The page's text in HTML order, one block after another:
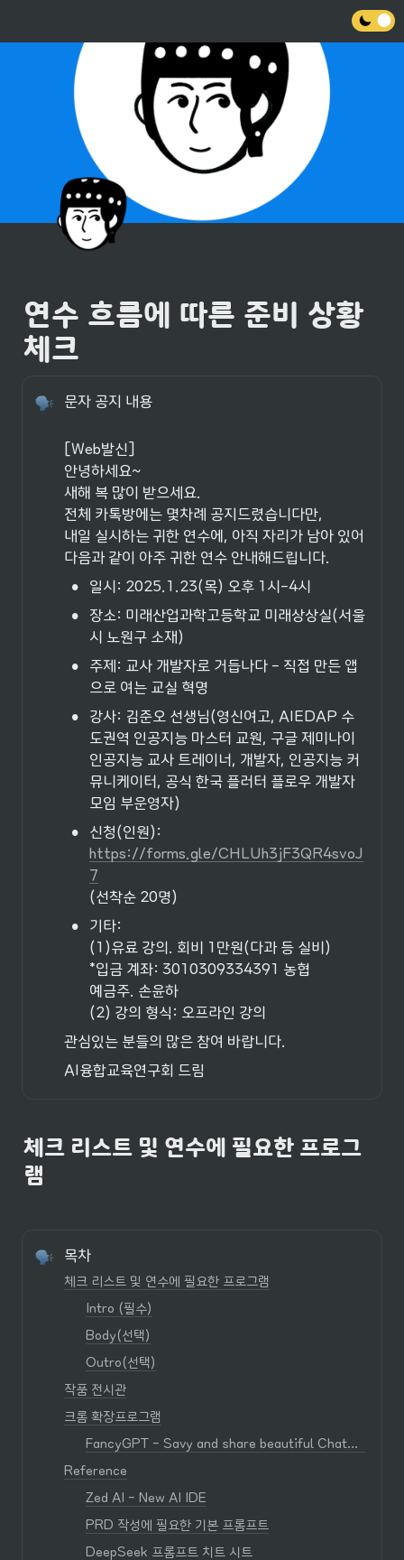
연수 흐름에 따른 준비 상황
체크
문자 공지 내용
[Web발신]
안녕하세요~
새해 복 많이 받으세요.
전체 카톡방에는 몇차례 공지드렸습니다만,
내일 실시하는 귀한 연수에, 아직 자리가 남아 있어
다음과 같이 아주 귀한 연수 안내해드립니다.
• 일시: 2025.1.23(목) 오후 1시-4시
•
장소: 미래산업과학고등학교 미래상상실(서울
시 노원구 소재)
•
주제: 교사 개발자로 거듭나다 - 직접 만든 앱
으로 여는 교실 혁명
•
강사: 김준오 선생님(영신여고, AIEDAP 수
도권역 인공지능 마스터 교원, 구글 제미나이
인공지능 교사 트레이너, 개발자, 인공지능 커
뮤니케이터, 공식 한국 플러터 플로우 개발자
모임 부운영자)
•
https://forms.gle/CHLUh3jF3QR4svoJ
7
(선착순 20명)
•
기타:
(1)유료 강의. 회비 1만원(다과 등 실비)
*입금 계좌: 3010309334391 농협
예금주. 손윤하
(2) 강의 형식: 오프라인 강의
관심있는 분들의 많은 참여 바랍니다.
AI융합교육연구회 드림
체크 리스트 및 연수에 필요한 프로그
램
목차
체크 리스트 및 연수에 필요한 프로그램
Intro (필수)
Body(선택)
Outro(선택)
작품 전시관
크롬 확장프로그램
FancyGPT - Savy and share beautiful ChatGPT snippets as images, PDFs…
Reference
Zed AI - New AI IDE
PRD 작성에 필요한 기본 프롬프트
DeepSeek 프롬프트 치트 시트